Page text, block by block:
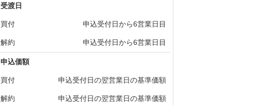
受渡日
買付 申込受付日から6営業日目
解約 申込受付日から6営業日目
申込価額
買付 申込受付日の翌営業日の基準価額
解約 申込受付日の翌営業日の基準価額